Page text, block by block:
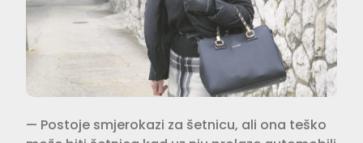
— Postoje smjerokazi za šetnicu, ali ona teško